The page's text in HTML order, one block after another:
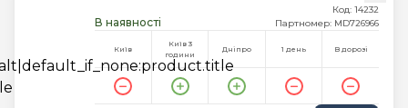
В наявності
Код: 14232
Партномер: MD726966
Київ
Київ 3
години
Дніпро 1 день В дорозі